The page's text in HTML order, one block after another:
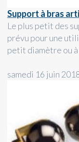
Support à bras
Le plus petit des
prévu pour une
petit diamètre ou
samedi 16 juin